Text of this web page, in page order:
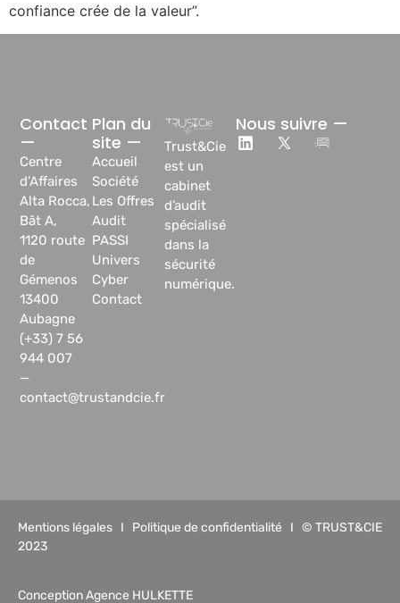
confiance crée de la valeur”​.
Trust&Cie
est un
cabinet
d’audit
spécialisé
dans la
sécurité
numérique.
Plan du
site —
Accueil
Société
Les Offres
Audit
PASSI
Univers
Cyber
Contact
Contact
—
Centre
d’Affaires
Alta Rocca,
Bât A,
1120 route
de
Gémenos
13400
Aubagne
(+33) 7 56
944 007
—
contact@trustandcie.fr
Nous suivre —
Mentions légales I Politique de confidentialité I © TRUST&CIE
2023
Conception Agence HULKETTE